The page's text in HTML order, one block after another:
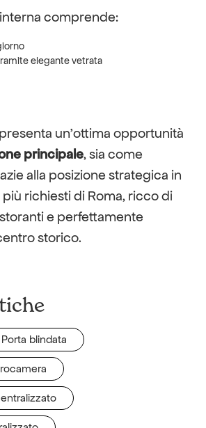
comprende:
elegante vetrata
un’ottima opportunità
principale, sia come
alla posizione strategica in
richiesti di Roma, ricco di
e perfettamente
storico.
Porta blindata